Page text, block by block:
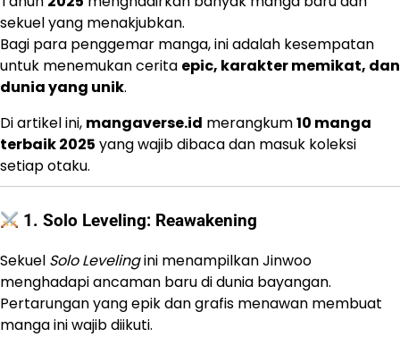
sekuel yang menakjubkan.
Bagi para penggemar manga, ini adalah kesempatan
untuk menemukan cerita epic, karakter memikat, dan
dunia yang unik.
Di artikel ini, mangaverse.id merangkum10 manga
terbaik 2025 yang wajib dibaca dan masuk koleksi
setiap otaku.
1.Solo Leveling: Reawakening
Sekuel Solo Levelingini menampilkan Jinwoo
menghadapi ancaman baru di dunia bayangan.
Pertarungan yang epik dan grafis menawan membuat
manga ini wajib diikuti.